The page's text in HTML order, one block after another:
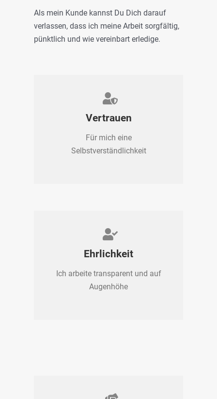
Als mein Kunde kannst Du Dich darauf
verlassen, dass ich meine Arbeit sorgfältig,
pünktlich und wie vereinbart erledige.
Vertrauen
Für mich eine
Selbstverständlichkeit
Ehrlichkeit
Ich arbeite transparent und auf
Augenhöhe